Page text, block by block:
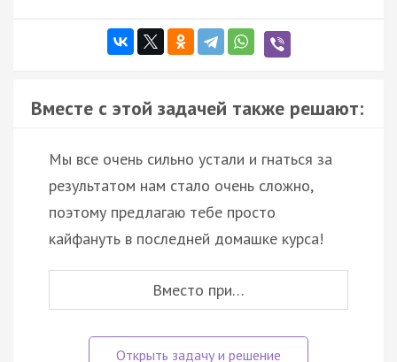
Вместе с этой задачей также решают:
Мы все очень сильно устали и гнаться за
результатом нам стало очень сложно,
поэтому предлагаю тебе просто
кайфануть в последней домашке курса!
Вместо при…